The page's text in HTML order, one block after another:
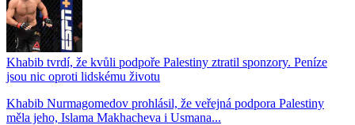
Khabib tvrdí, že kvůli podpoře Palestiny ztratil sponzory. Peníze
jsou nic oproti lidskému životu
Khabib Nurmagomedov prohlásil, že veřejná podpora Palestiny
měla jeho, Islama Makhacheva i Usmana...